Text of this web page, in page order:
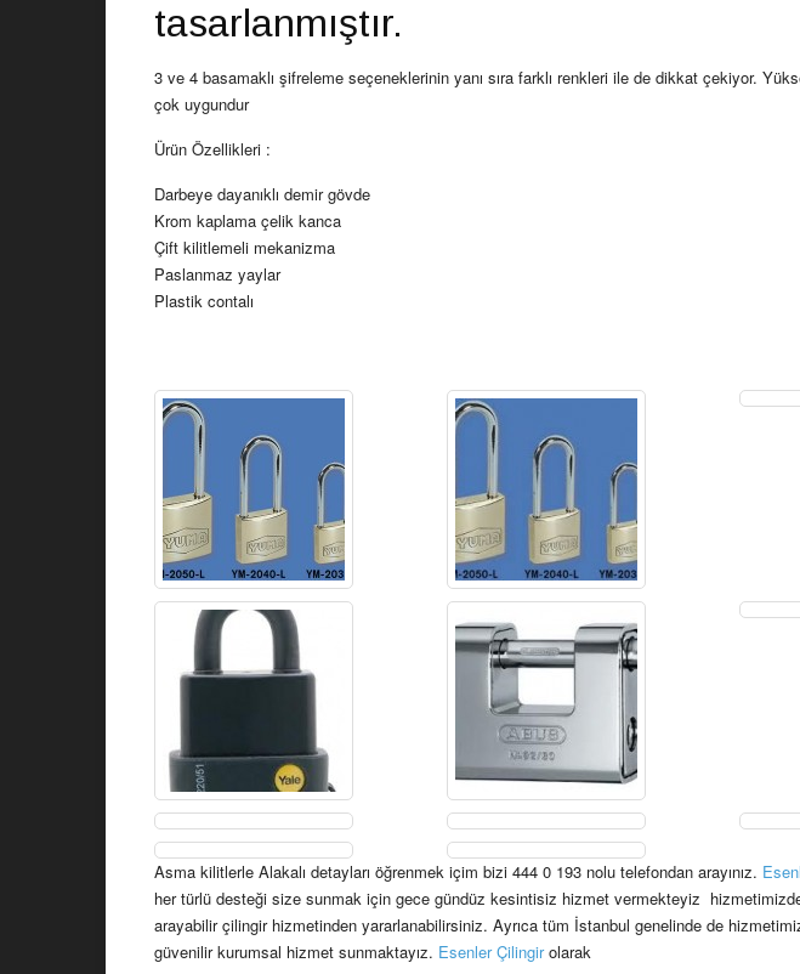
tasarlanmıştır.
3 ve 4 basamaklı şifreleme seçeneklerinin yanı sıra farklı renkleri ile de dikkat çekiyor.
çok uygundur
Ürün Özellikleri :
Darbeye dayanıklı demir gövde
Krom kaplama çelik kanca
Çift kilitlemeli mekanizma
Paslanmaz yaylar
Plastik contalı
Asma kilitlerle Alakalı detayları öğrenmek içim bizi 444 0 193 nolu telefondan arayınız.
her türlü desteği size sunmak için gece gündüz kesintisiz hizmet vermekteyiz
arayabilir çilingir hizmetinden yararlanabilirsiniz. Ayrıca tüm İstanbul genelinde de
güvenilir kurumsal hizmet sunmaktayız. Esenler Çilingirolarak